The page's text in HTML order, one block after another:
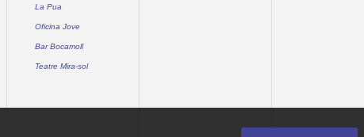
La Pua
Oficina Jove
Bar Bocamoll
Teatre Mira-sol